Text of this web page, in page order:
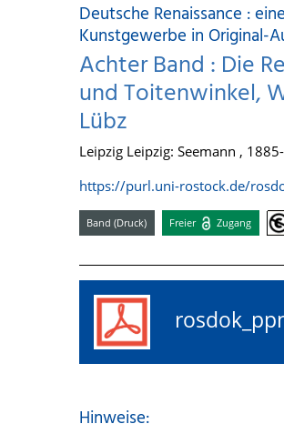
Deutsche Renaissance :
Kunstgewerbe in Original-
Achter Band : Die
und Toitenwinkel,
Lübz
Leipzig Leipzig: Seemann ,
https://purl.uni-rostock.de/
Band (Druck) Freier Zugang
Hinweise: